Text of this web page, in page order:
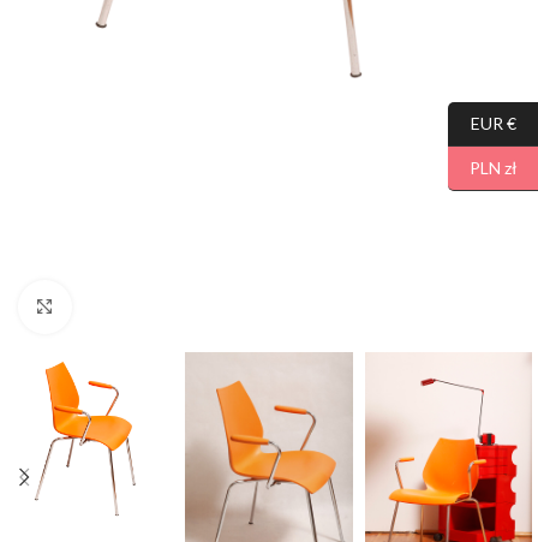
EUR €
PLN zł